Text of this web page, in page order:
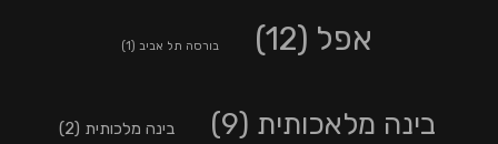
אפל (12) בורסה תל אביב (1)
בינה מלאכותית (9) בינה מלכותית (2)